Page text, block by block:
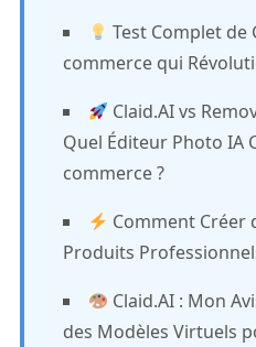
Test Complet de
commerce qui
Claid.AI vs
Quel Éditeur Photo IA
commerce ?
Comment Créer
Produits
Claid.AI : Mon
des Modèles Virtuels